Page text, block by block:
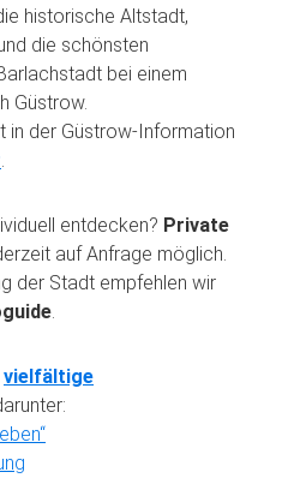
historische Altstadt,
die schönsten
bei einem
Güstrow.
in der Güstrow-Information
entdecken? Private
auf Anfrage möglich.
der Stadt empfehlen wir
vielfältige